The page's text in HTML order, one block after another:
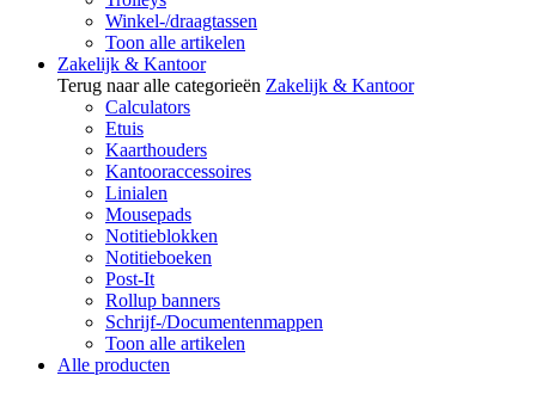
Winkel-/draagtassen
Toon alle artikelen
Zakelijk & Kantoor
Terug naar alle categorieën Zakelijk & Kantoor
Calculators
Etuis
Kaarthouders
Kantooraccessoires
Linialen
Mousepads
Notitieblokken
Notitieboeken
Post-It
Rollup banners
Schrijf-/Documentenmappen
Toon alle artikelen
Alle producten